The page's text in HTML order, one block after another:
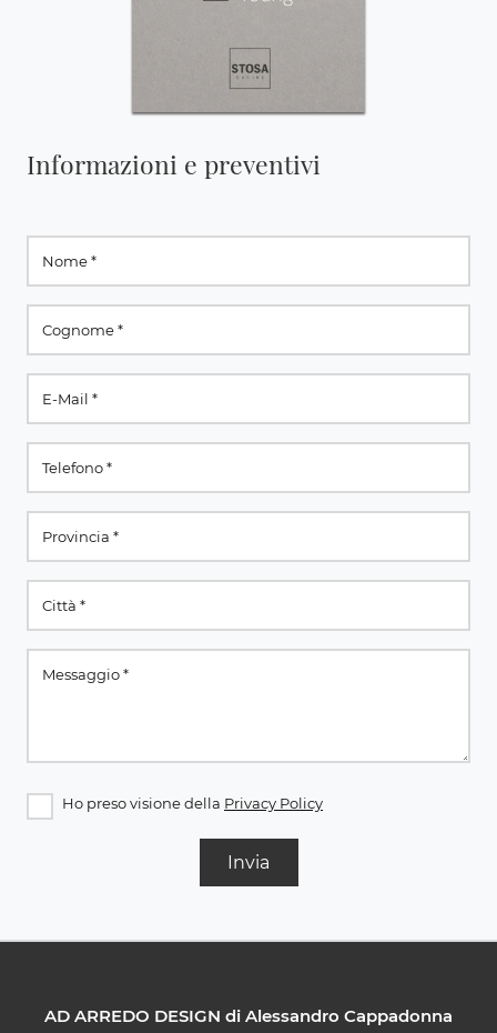
Informazioni e preventivi
Ho preso visione della Privacy Policy
Invia
AD ARREDO DESIGN di Alessandro Cappadonna